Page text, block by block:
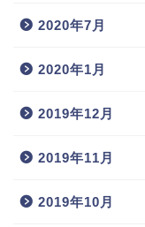
2020年7月
2020年1月
2019年12月
2019年11月
2019年10月